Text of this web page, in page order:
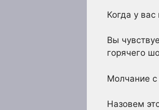
Когда у
Вы
горячего
Молчание
Назовем